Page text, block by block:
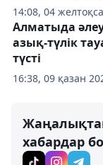
14:08, 04
16:38, 09 қазан
Алматыда
азық-түлік
түсті
хабардар